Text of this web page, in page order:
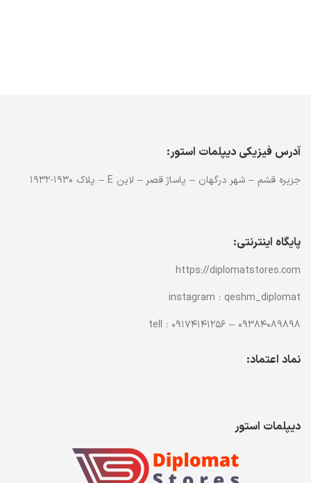
آدرس فیزیکی دیپلمات استور:
جزیره قشم – شهر درگهان – پاساژ قصر – لاین E – پلاک 1930-1932
پایگاه اینترنتی:
https://diplomatstores.com
instagram : qeshm_diplomat
tell : 09174141256 – 09384089898
نماد اعتماد:
دیپلمات استور